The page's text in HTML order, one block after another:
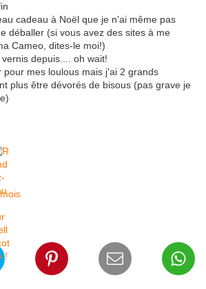
cadeau à Noël que je n'ai même pas
déballer (si vous avez des sites à me
Cameo, dites-le moi!)
depuis.... oh wait!
pour mes loulous mais j'ai 2 grands
plus être dévorés de bisous (pas grave je